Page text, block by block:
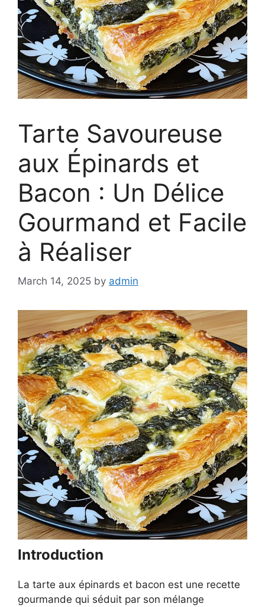
Tarte Savoureuse
aux Épinards et
Bacon : Un Délice
Gourmand et Facile
à Réaliser
March 14, 2025 by admin
Introduction
La tarte aux épinards et bacon est une recette
gourmande qui séduit par son mélange